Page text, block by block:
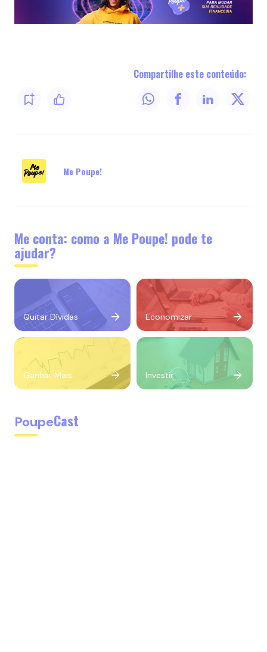
Compartilhe este conteúdo:
Me Poupe!
Me conta: como a Me Poupe! pode te
ajudar?
Quitar Dívidas Economizar
Ganhar Mais Investir
PoupeCast